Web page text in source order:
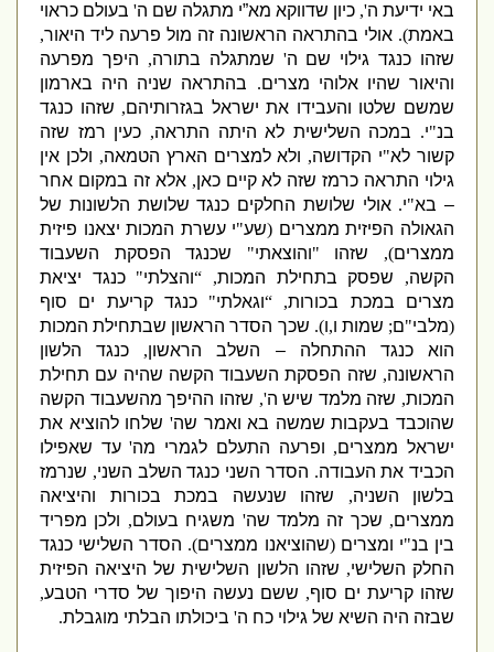
באי ידיעת ה',כיון שדווקא מא”י מתגלה שם ה 'בעולם כראוי
באמת).אולי בהתראה הראשונה זה מול פרעה ליד היאור,
שזהו כנגד גילוי שם ה 'שמתגלה בתורה,היפך מפרעה
והיאור שהיו אלוהי מצרים.בהתראה שניה היה בארמון
שמשם שלטו והעבידו את ישראל בגזרותיהם,שזהו כנגד
"י.במכה השלישית לא היתה התראה,כעין רמז שזה
קשור לא"י הקדושה,ולא למצרים הארץ הטמאה,ולכן אין
גילוי התראה כרמז שזה לא קיים כאן,אלא זה במקום אחר
– בא"י.אולי שלושת החלקים כנגד שלושת הלשונות של
הגאולה הפיזית ממצרים(שע"י עשרת המכות יצאנו פיזית
ממצרים),שזהו" והוצאתי"שכנגד הפסקת השעבוד
הקשה,שפסק בתחילת המכות, “ והצלתי"כנגד יציאת
מצרים במכת בכורות, “ וגאלתי"כנגד קריעת ים סוף
מלבי"ם;שמות ו,ו ).שכך הסדר הראשון שבתחילת המכות
הוא כנגד ההתחלה – השלב הראשון,כנגד הלשון
הראשונה,שזה הפסקת השעבוד הקשה שהיה עם תחילת
המכות,שזה מלמד שיש ה',שזהו ההיפך מהשעבוד הקשה
שהוכבד בעקבות שמשה בא ואמר שה'שלחו להוציא את
ישראל ממצרים,ופרעה התעלם לגמרי מה'עד שאפילו
הכביד את העבודה.הסדר השני כנגד השלב השני,שנרמז
בלשון השניה,שזהו שנעשה במכת בכורות והיציאה
ממצרים,שכך זה מלמד שה'משגיח בעולם,ולכן מפריד
בין בנ"י ומצרים(שהוציאנו ממצרים).הסדר השלישי כנגד
החלק השלישי,שזהו הלשון השלישית של היציאה הפיזית
שזהו קריעת ים סוף,ששם נעשה היפוך של סדרי הטבע,
שבזה היה השיא של גילוי כח ה 'ביכולתו הבלתי מוגבלת.